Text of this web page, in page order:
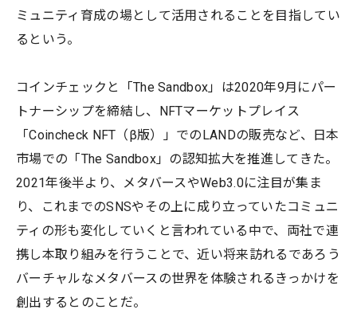
ミュニティ育成の場として活用されることを目指してい
るという。
コインチェックと「The Sandbox」は2020年9月にパー
トナーシップを締結し、NFTマーケットプレイス
「Coincheck NFT（β版）」でのLANDの販売など、日本
市場での「The Sandbox」の認知拡大を推進してきた。
2021年後半より、メタバースやWeb3.0に注目が集ま
り、これまでのSNSやその上に成り立っていたコミュニ
ティの形も変化していくと言われている中で、両社で連
携し本取り組みを行うことで、近い将来訪れるであろう
バーチャルなメタバースの世界を体験されるきっかけを
創出するとのことだ。